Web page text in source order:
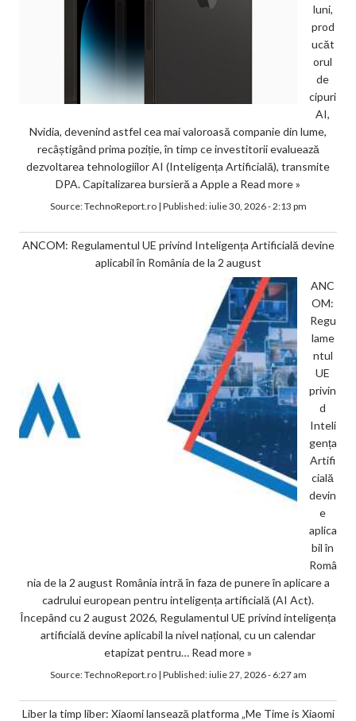
luni,
prod
ucăt
orul
de
cipuri
AI,
Nvidia, devenind astfel cea mai valoroasă companie din lume,
recâștigând prima poziție, în timp ce investitorii evaluează
dezvoltarea tehnologiilor AI (Inteligența Artificială), transmite
DPA. Capitalizarea bursieră a Apple a Read more »
Source:TechnoReport.ro| Published:iulie 30, 2026 - 2:13 pm
ANCOM: Regulamentul UE privind Inteligența Artificială devine
aplicabil în România de la 2 august
ANC
OM:
Regu
lame
ntul
UE
privin
d
Inteli
gența
Artifi
cială
devin
e
aplica
bil în
Româ
nia de la 2 august România intră în faza de punere în aplicare a
cadrului european pentru inteligența artificială (AI Act).
Începând cu 2 august 2026, Regulamentul UE privind inteligența
artificială devine aplicabil la nivel național, cu un calendar
etapizat pentru… Read more »
Source:TechnoReport.ro| Published:iulie 27, 2026 - 6:27 am
Liber la timp liber: Xiaomi lansează platforma „Me Time is Xiaomi